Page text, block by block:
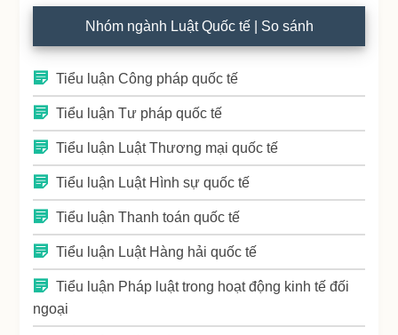
Nhóm ngành Luật Quốc tế | So sánh
Tiểu luận Công pháp quốc tế
Tiểu luận Tư pháp quốc tế
Tiểu luận Luật Thương mại quốc tế
Tiểu luận Luật Hình sự quốc tế
Tiểu luận Thanh toán quốc tế
Tiểu luận Luật Hàng hải quốc tế
Tiểu luận Pháp luật trong hoạt động kinh tế đối
ngoại